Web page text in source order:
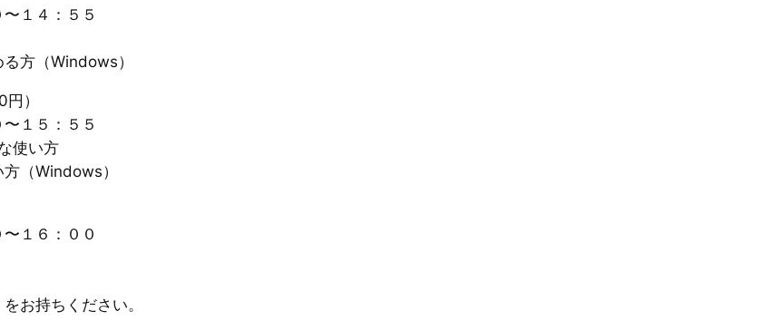
１４：５５
方（Windows）
）
１５：５５
使い方
（Windows）
１６：００
お持ちください。